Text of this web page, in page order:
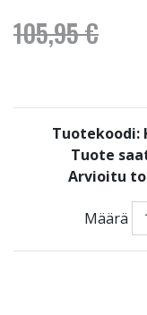
105,95 €
Tuotekoodi:
Tuote
Arvioitu
Määrä